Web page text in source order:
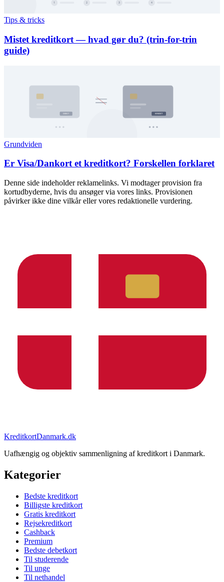
Tips & tricks
Mistet kreditkort — hvad gør du? (trin-for-trin
guide)
Grundviden
Er Visa/Dankort et kreditkort? Forskellen forklaret
Denne side indeholder reklamelinks. Vi modtager provision fra
kortudbyderne, hvis du ansøger via vores links. Provisionen
påvirker ikke dine vilkår eller vores redaktionelle vurdering.
KreditkortDanmark.dk
Uafhængig og objektiv sammenligning af kreditkort i Danmark.
Kategorier
Bedste kreditkort
Billigste kreditkort
Gratis kreditkort
Rejsekreditkort
Cashback
Premium
Bedste debetkort
Til studerende
Til unge
Til nethandel